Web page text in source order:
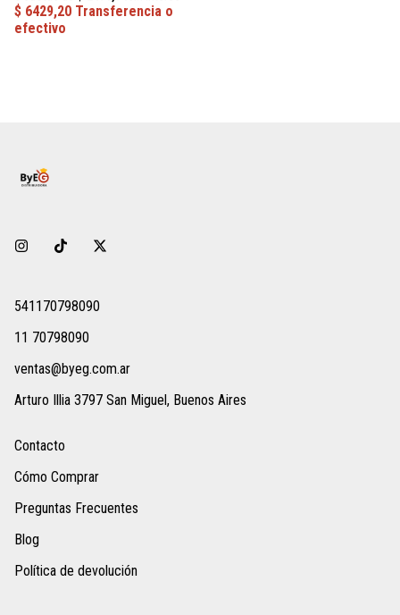
541170798090
11 70798090
ventas@byeg.com.ar
Arturo Illia 3797 San Miguel, Buenos Aires
Contacto
Cómo Comprar
Preguntas Frecuentes
Blog
Política de devolución